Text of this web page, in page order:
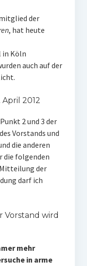
der
, hat heute
in Köln
auch auf der
2012
2 und 3 der
Vorstands und
die anderen
die folgenden
der
darf ich
Vorstand wird
mehr
in arme